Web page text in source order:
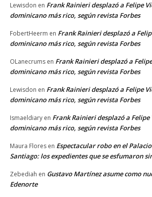
Lewisdon en Frank Rainieri desplazó a Felipe
dominicano más rico, según revista Forbes
FobertHeerm en Frank Rainieri desplazó a
dominicano más rico, según revista Forbes
OLanecrums en Frank Rainieri desplazó a
dominicano más rico, según revista Forbes
Lewisdon en Frank Rainieri desplazó a Felipe
dominicano más rico, según revista Forbes
Ismaeldiary en Frank Rainieri desplazó a Felipe
dominicano más rico, según revista Forbes
Maura Flores en Espectacular robo en el
Santiago: los expedientes que se esfumaron
Zebediah en Gustavo Martínez asume como
Edenorte